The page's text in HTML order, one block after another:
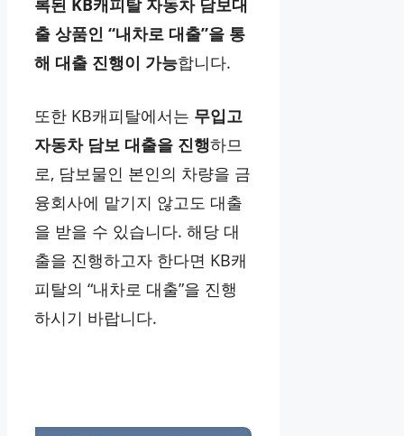
출 상품인 “내차로 대출”을 통
해 대출 진행이 가능합니다.
또한 KB캐피탈에서는 무입고
자동차 담보 대출을 진행하므
로, 담보물인 본인의 차량을 금
융회사에 맡기지 않고도 대출
을 받을 수 있습니다. 해당 대
출을 진행하고자 한다면 KB캐
피탈의 “내차로 대출”을 진행
하시기 바랍니다.